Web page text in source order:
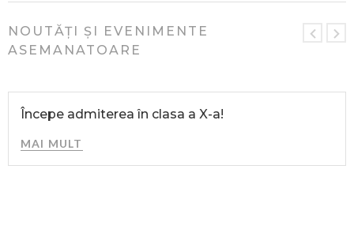
NOUTĂȚI ȘI EVENIMENTE
ASEMANATOARE
Începe admiterea în clasa a X-a!
MAI MULT